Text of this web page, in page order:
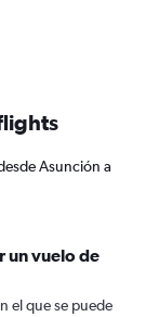
Asunción a
un vuelo de
el que se puede